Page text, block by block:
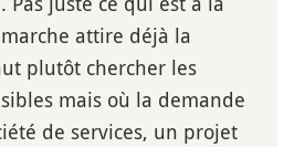
attire déjà la
plutôt chercher les
mais où la demande
de services, un projet